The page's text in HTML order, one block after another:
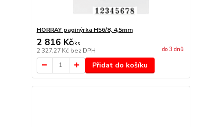
HORRAY paginýrka H56/8, 4,5mm
2 816 Kč/ks
2 327,27 Kč bez DPH do 3 dnů
Přidat do košíku